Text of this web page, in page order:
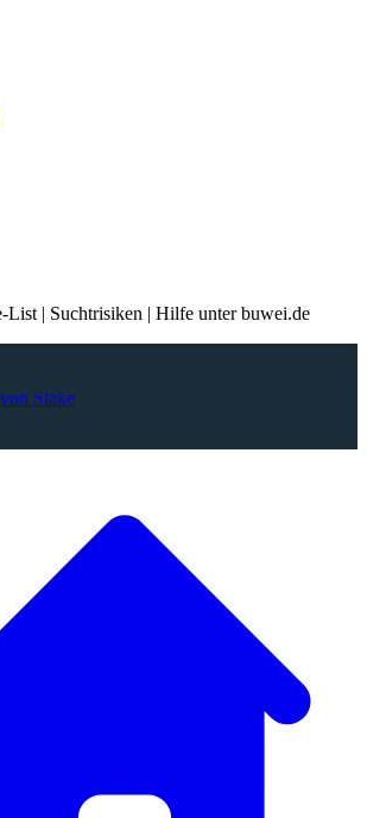
List | Suchtrisiken | Hilfe unter buwei.de
Stake